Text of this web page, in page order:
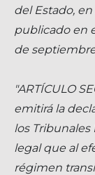
del Estado,
publicado en
de
"ARTÍCULO
emitirá la
los Tribunales
legal que al
régimen